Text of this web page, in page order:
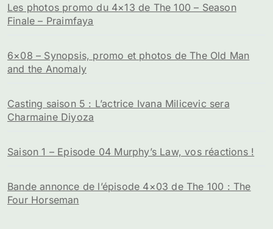
Les photos promo du 4×13 de The 100 – Season
Finale – Praimfaya
6×08 – Synopsis, promo et photos de The Old Man
and the Anomaly
Casting saison 5 : L’actrice Ivana Milicevic sera
Charmaine Diyoza
Saison 1 – Episode 04 Murphy’s Law, vos réactions !
Bande annonce de l’épisode 4×03 de The 100 : The
Four Horseman